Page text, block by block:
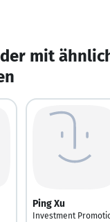
mit
Ping Xu
Investment